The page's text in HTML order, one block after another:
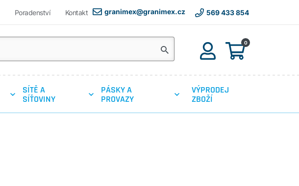
Poradenství Kontakt granimex@granimex.cz 569 433 854
0
SÍTĚ A
SÍŤOVINY
PÁSKY A
PROVAZY
VÝPRODEJ
ZBOŽÍ